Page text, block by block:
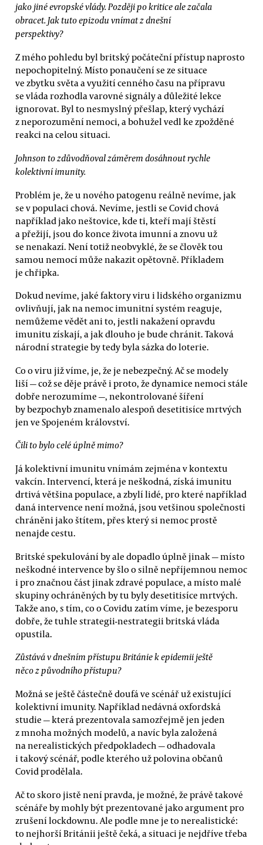
jako jiné evropské vlády. Později po kritice ale začala
obracet. Jak tuto epizodu vnímat z dnešní
perspektivy?
Z mého pohledu byl britský počáteční přístup naprosto
nepochopitelný. Místo ponaučení se ze situace
ve zbytku světa a využití cenného času na přípravu
se vláda rozhodla varovné signály a důležité lekce
ignorovat. Byl to nesmyslný přešlap, který vychází
z neporozumění nemoci, a bohužel vedl ke zpožděné
reakci na celou situaci.
Johnson to zdůvodňoval záměrem dosáhnout rychle
kolektivní imunity.
Problém je, že u nového patogenu reálně nevíme, jak
se v populaci chová. Nevíme, jestli se Covid chová
například jako neštovice, kde ti, kteří mají štěstí
a přežijí, jsou do konce života imunní a znovu už
se nenakazí. Není totiž neobvyklé, že se člověk tou
samou nemocí může nakazit opětovně. Příkladem
je chřipka.
Dokud nevíme, jaké faktory viru i lidského organizmu
ovlivňují, jak na nemoc imunitní systém reaguje,
nemůžeme vědět ani to, jestli nakažení opravdu
imunitu získají, a jak dlouho je bude chránit. Taková
národní strategie by tedy byla sázka do loterie.
Co o viru již víme, je, že je nebezpečný. Ač se modely
liší — což se děje právě i proto, že dynamice nemoci stále
dobře nerozumíme —, nekontrolované šíření
by bezpochyb znamenalo alespoň desetitisíce mrtvých
jen ve Spojeném království.
Čili to bylo celé úplně mimo?
Já kolektivní imunitu vnímám zejména v kontextu
vakcín. Intervencí, která je neškodná, získá imunitu
drtivá většina populace, a zbylí lidé, pro které například
daná intervence není možná, jsou vetšinou společnosti
chráněni jako štítem, přes který si nemoc prostě
nenajde cestu.
Britské spekulování by ale dopadlo úplně jinak — místo
neškodné intervence by šlo o silně nepříjemnou nemoc
i pro značnou část jinak zdravé populace, a místo malé
skupiny ochráněných by tu byly desetitisíce mrtvých.
Takže ano, s tím, co o Covidu zatím víme, je bezesporu
dobře, že tuhle strategii-nestrategii britská vláda
opustila.
Zůstává v dnešním přístupu Británie k epidemii ještě
něco z původního přístupu?
Možná se ještě částečně doufá ve scénář už existující
kolektivní imunity. Například nedávná oxfordská
studie — která prezentovala samozřejmě jen jeden
z mnoha možných modelů, a navíc byla založená
na nerealistických předpokladech — odhadovala
i takový scénář, podle kterého už polovina občanů
Covid prodělala.
Ač to skoro jistě není pravda, je možné, že právě takové
scénáře by mohly být prezentované jako argument pro
zrušení lockdownu. Ale podle mne je to nerealistické:
to nejhorší Británii ještě čeká, a situaci je nejdříve třeba